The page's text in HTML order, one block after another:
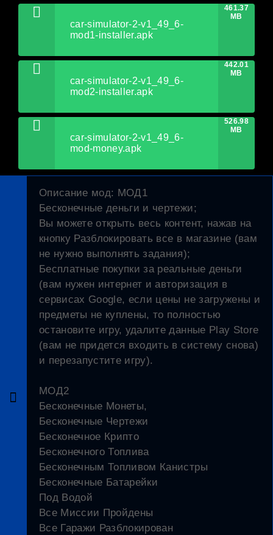
car-simulator-2-v1_49_6-
mod1-installer.apk
461.37
MB
car-simulator-2-v1_49_6-
mod2-installer.apk
442.01
MB
car-simulator-2-v1_49_6-
mod-money.apk
526.98
MB
Описание мод: МОД1
Бесконечные деньги и чертежи;
Вы можете открыть весь контент, нажав на
кнопку Разблокировать все в магазине (вам
не нужно выполнять задания);
Бесплатные покупки за реальные деньги
(вам нужен интернет и авторизация в
сервисах Google, если цены не загружены и
предметы не куплены, то полностью
остановите игру, удалите данные Play Store
(вам не придется входить в систему снова)
и перезапустите игру).
МОД2
Бесконечные Монеты,
Бесконечные Чертежи
Бесконечное Крипто
Бесконечного Топлива
Бесконечным Топливом Канистры
Бесконечные Батарейки
Под Водой
Все Миссии Пройдены
Все Гаражи Разблокирован